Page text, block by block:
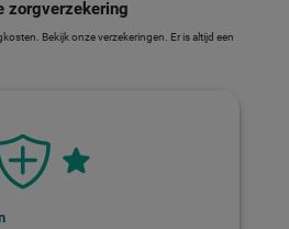
zorgverzekering
Bekijk onze verzekeringen. Er is altijd een